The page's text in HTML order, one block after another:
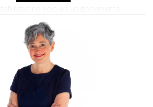
una garantía para el propietario y el
asegura que la vivienda cumple
mínimos de habitabilidad establecidos
142/2004. En Navarra, tener esta
la casa tiene acceso a servicios
y electricidad.